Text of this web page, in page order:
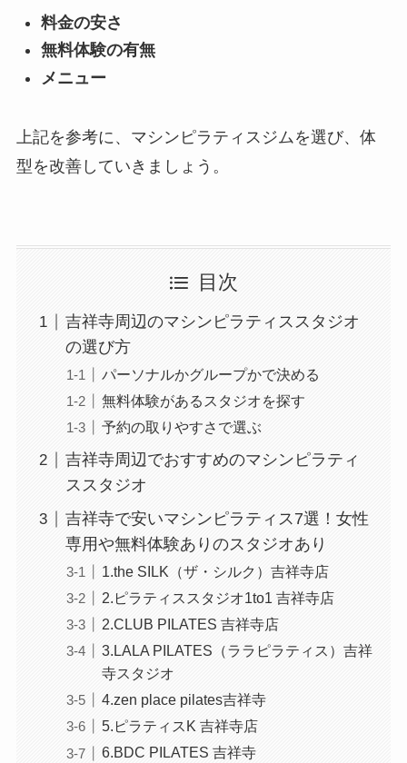
料金の安さ
無料体験の有無
メニュー
上記を参考に、マシンピラティスジムを選び、体
型を改善していきましょう。
目次
吉祥寺周辺のマシンピラティススタジオ
の選び方
パーソナルかグループかで決める
無料体験があるスタジオを探す
予約の取りやすさで選ぶ
吉祥寺周辺でおすすめのマシンピラティ
ススタジオ
吉祥寺で安いマシンピラティス7選！女性
専用や無料体験ありのスタジオあり
1.the SILK（ザ・シルク）吉祥寺店
2.ピラティススタジオ1to1 吉祥寺店
2.CLUB PILATES 吉祥寺店
3.LALA PILATES（ララピラティス）吉祥
寺スタジオ
4.zen place pilates吉祥寺
5.ピラティスK 吉祥寺店
6.BDC PILATES 吉祥寺